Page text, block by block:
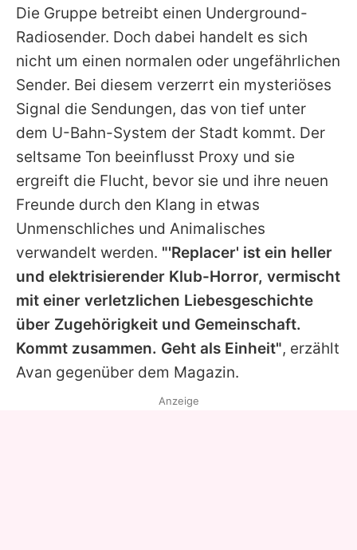
Die Gruppe betreibt einen Underground-
Radiosender. Doch dabei handelt es sich
nicht um einen normalen oder ungefährlichen
Sender. Bei diesem verzerrt ein mysteriöses
Signal die Sendungen, das von tief unter
dem U-Bahn-System der Stadt kommt. Der
seltsame Ton beeinflusst Proxy und sie
ergreift die Flucht, bevor sie und ihre neuen
Freunde durch den Klang in etwas
Unmenschliches und Animalisches
verwandelt werden. "'Replacer' ist ein heller
und elektrisierender Klub-Horror, vermischt
mit einer verletzlichen Liebesgeschichte
über Zugehörigkeit und Gemeinschaft.
Kommt zusammen. Geht als Einheit", erzählt
Avan gegenüber dem Magazin.
Anzeige